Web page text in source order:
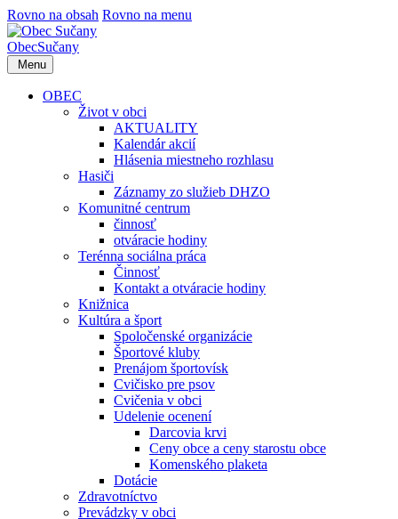
Rovno na obsah Rovno na menu
ObecSučany
Menu
OBEC
Život v obci
AKTUALITY
Kalendár akcií
Hlásenia miestneho rozhlasu
Hasiči
Záznamy zo služieb DHZO
Komunitné centrum
činnosť
otváracie hodiny
Terénna sociálna práca
Činnosť
Kontakt a otváracie hodiny
Knižnica
Kultúra a šport
Spoločenské organizácie
Športové kluby
Prenájom športovísk
Cvičisko pre psov
Cvičenia v obci
Udelenie ocenení
Darcovia krvi
Ceny obce a ceny starostu obce
Komenského plaketa
Dotácie
Zdravotníctvo
Prevádzky v obci